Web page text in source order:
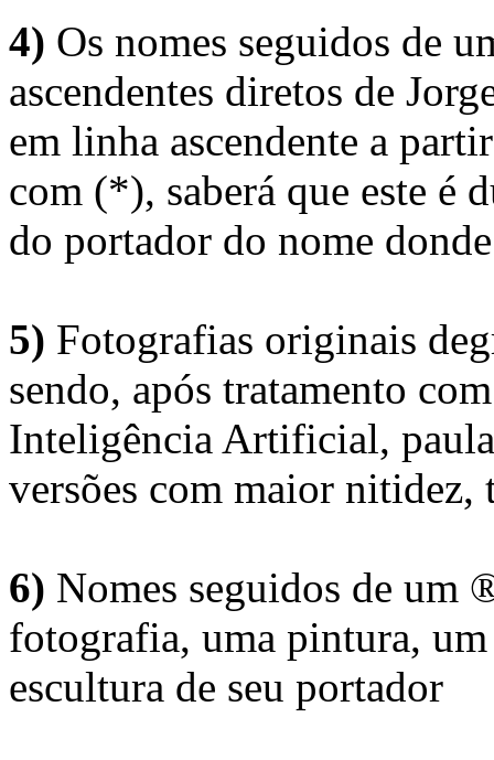
4) Os nomes seguidos de
ascendentes diretos de
em linha ascendente a
com (*), saberá que este é
do portador do nome
5) Fotografias originais
sendo, após tratamento
Inteligência Artificial,
versões com maior nitidez,
6) Nomes seguidos de um
fotografia, uma pintura,
escultura de seu portador